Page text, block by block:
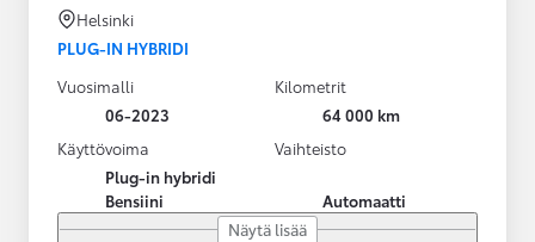
Helsinki
PLUG-IN HYBRIDI
Vuosimalli
06-2023
Kilometrit
64 000 km
Käyttövoima
Plug-in hybridi
Bensiini
Vaihteisto
Automaatti
Näytä lisää